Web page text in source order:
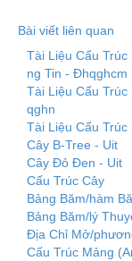
Bài viết liên quan
Tài Liệu Cấu
ng Tin - Đhqghcm
Tài Liệu Cấu
qghn
Tài Liệu Cấu
Cây B-Tree - Uit
Cây Đỏ Đen - Uit
Cấu Trúc Cây
Bảng Băm/hàm
Bảng Băm/lý
Địa Chỉ Mở/
Cấu Trúc Mảng